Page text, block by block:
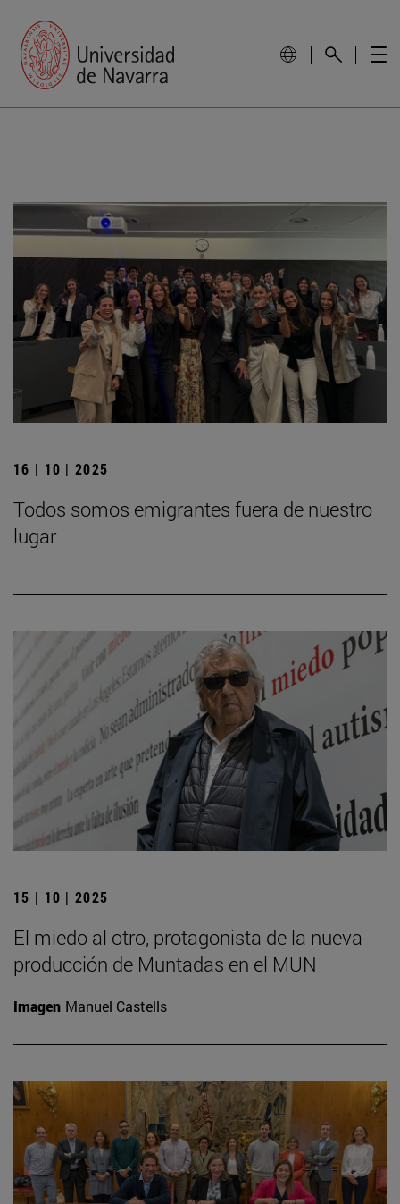
16 | 10 | 2025
Todos somos emigrantes fuera de nuestro
lugar
15 | 10 | 2025
El miedo al otro, protagonista de la nueva
producción de Muntadas en el MUN
Imagen Manuel Castells